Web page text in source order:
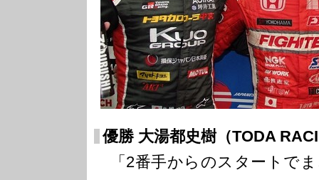
優勝 大湯都史樹（TODA
「2番手からのスタートで